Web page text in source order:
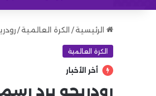
الرئيسية / الكرة العالمية /
الكرة العالمية
أخر الأخبار
رودريجو يرد